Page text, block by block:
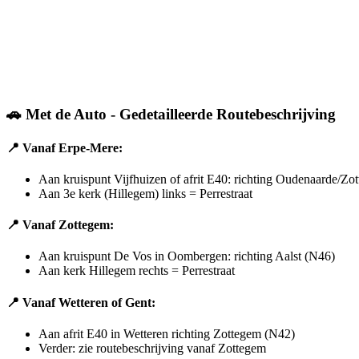
🚗 Met de Auto - Gedetailleerde Routebeschrijving
📍 Vanaf Erpe-Mere:
Aan kruispunt Vijfhuizen of afrit E40: richting Oudenaarde/
Aan 3e kerk (Hillegem) links = Perrestraat
📍 Vanaf Zottegem:
Aan kruispunt De Vos in Oombergen: richting Aalst (N46)
Aan kerk Hillegem rechts = Perrestraat
📍 Vanaf Wetteren of Gent:
Aan afrit E40 in Wetteren richting Zottegem (N42)
Verder: zie routebeschrijving vanaf Zottegem